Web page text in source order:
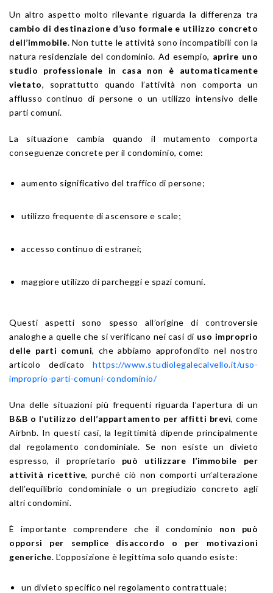
Un altro aspetto molto rilevante riguarda la differenza tra
cambio di destinazione d’uso formale e utilizzo concreto
dell’immobile. Non tutte le attività sono incompatibili con la
natura residenziale del condominio. Ad esempio, aprire uno
studio professionale in casa non è automaticamente
vietato, soprattutto quando l’attività non comporta un
afflusso continuo di persone o un utilizzo intensivo delle
parti comuni.
La situazione cambia quando il mutamento comporta
conseguenze concrete per il condominio, come:
aumento significativo del traffico di persone;
utilizzo frequente di ascensore e scale;
accesso continuo di estranei;
maggiore utilizzo di parcheggi e spazi comuni.
Questi aspetti sono spesso all’origine di controversie
analoghe a quelle che si verificano nei casi di uso improprio
delle parti comuni, che abbiamo approfondito nel nostro
articolo dedicato https://www.studiolegalecalvello.it/uso-
improprio-parti-comuni-condominio/
Una delle situazioni più frequenti riguarda l’apertura di un
B&B o l’utilizzo dell’appartamento per affitti brevi, come
Airbnb. In questi casi, la legittimità dipende principalmente
dal regolamento condominiale. Se non esiste un divieto
espresso, il proprietario può utilizzare l’immobile per
attività ricettive, purché ciò non comporti un’alterazione
dell’equilibrio condominiale o un pregiudizio concreto agli
altri condomini.
È importante comprendere che il condominio non può
opporsi per semplice disaccordo o per motivazioni
generiche. L’opposizione è legittima solo quando esiste:
un divieto specifico nel regolamento contrattuale;